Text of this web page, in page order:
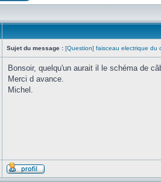
Sujet du message : [Question] faisceau electrique du
Bonsoir, quelqu'un aurait il le schéma de
Merci d avance.
Michel.